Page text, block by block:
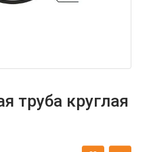
труба круглая